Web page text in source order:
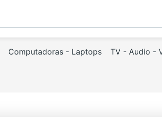
Computadoras - Laptops TV - Audio -